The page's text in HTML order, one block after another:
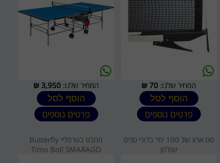
המחיר שלנו: 70
₪
הוסף לסל
פרטים נוספים
המחיר שלנו: 3,950
₪
הוסף לסל
פרטים נוספים
סט ארוז של 100 יחי' כדורי טניס
שולחן
מחבט בטרפליי Butterfly
Timo Boll SMARAGD